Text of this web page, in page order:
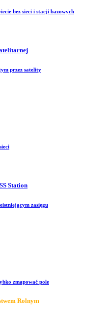
bez sieci i stacji bazowych
przez satelity
Station
zasięgu
zmapować pole
Rolnym